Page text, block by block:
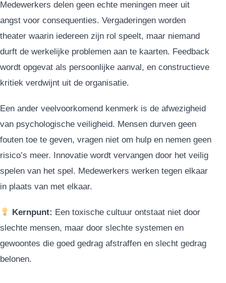
Medewerkers delen geen echte meningen meer uit
angst voor consequenties. Vergaderingen worden
theater waarin iedereen zijn rol speelt, maar niemand
durft de werkelijke problemen aan te kaarten. Feedback
wordt opgevat als persoonlijke aanval, en constructieve
kritiek verdwijnt uit de organisatie.
Een ander veelvoorkomend kenmerk is de afwezigheid
van psychologische veiligheid. Mensen durven geen
fouten toe te geven, vragen niet om hulp en nemen geen
risico’s meer. Innovatie wordt vervangen door het veilig
spelen van het spel. Medewerkers werken tegen elkaar
in plaats van met elkaar.
Kernpunt: Een toxische cultuur ontstaat niet door
slechte mensen, maar door slechte systemen en
gewoontes die goed gedrag afstraffen en slecht gedrag
belonen.